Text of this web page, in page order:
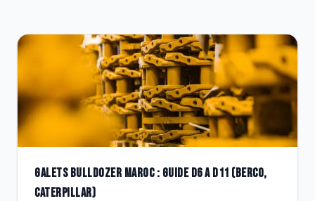
GALETS BULLDOZER MAROC : GUIDE D6 A D11 (BERCO,
CATERPILLAR)